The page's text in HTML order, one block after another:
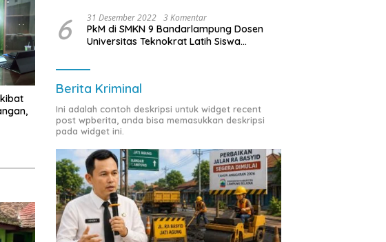
6 31 Desember 2022 3 Komentar
PkM di SMKN 9 Bandarlampung Dosen
Universitas Teknokrat Latih Siswa
Berita Kriminal
Ini adalah contoh deskripsi untuk widget recent
post wpberita, anda bisa memasukkan deskripsi
pada widget ini.